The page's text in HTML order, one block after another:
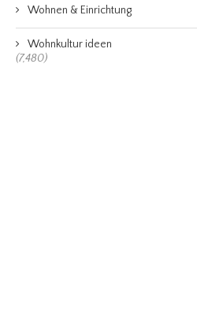
Wohnen & Einrichtung
Wohnkultur ideen
(7,480)